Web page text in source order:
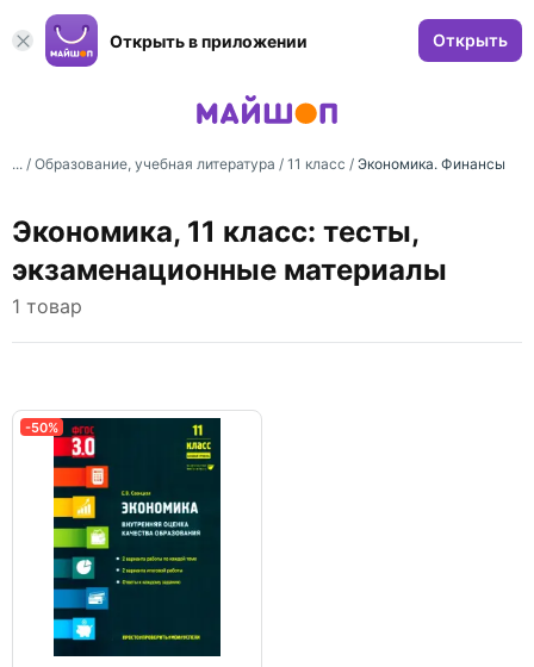
Открыть в приложении Открыть
... / Образование, учебная литература / 11 класс / Экономика. Финансы
Экономика, 11 класс: тесты,
экзаменационные материалы
1 товар
-50%